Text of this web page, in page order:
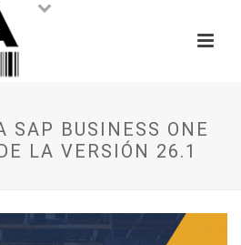
SAP BUSINESS ONE
LA VERSIÓN 26.1